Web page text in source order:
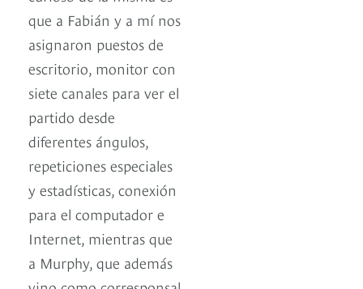
que a Fabián y a mí nos
asignaron puestos de
escritorio, monitor con
siete canales para ver el
partido desde
diferentes ángulos,
repeticiones especiales
y estadísticas, conexión
para el computador e
Internet, mientras que
a Murphy, que además